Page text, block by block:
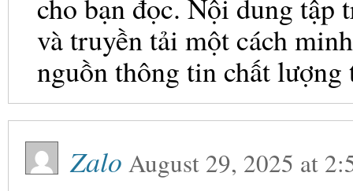
cho bạn đọc. Nội dung tập
và truyền tải một cách
nguồn thông tin chất
Zalo August 29, 2025 at